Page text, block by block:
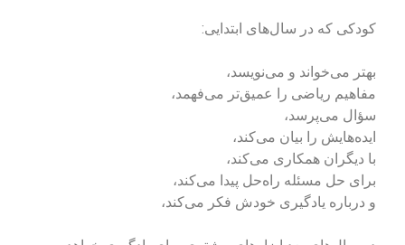
کودکی که در سال‌های ابتدایی:
بهتر می‌خواند و می‌نویسد،
مفاهیم ریاضی را عمیق‌تر می‌فهمد،
سؤال می‌پرسد،
ایده‌هایش را بیان می‌کند،
با دیگران همکاری می‌کند،
برای حل مسئله راه‌حل پیدا می‌کند،
و درباره یادگیری خودش فکر می‌کند،